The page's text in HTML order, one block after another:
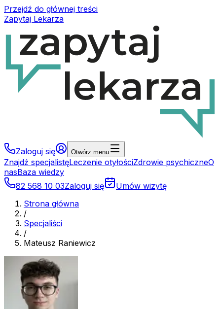
Przejdź do głównej treści
Zapytaj Lekarza
Zaloguj się Otwórz menu
Znajdź specjalistęLeczenie otyłościZdrowie psychiczneO
nasBaza wiedzy
82 568 10 03Zaloguj się
Umów wizytę
Strona główna
/
Specjaliści
/
Mateusz Raniewicz